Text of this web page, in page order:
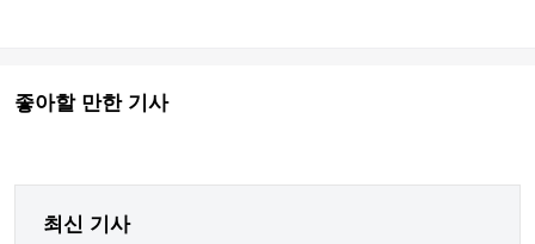
좋아할 만한 기사
최신 기사